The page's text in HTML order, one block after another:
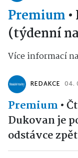
Premium •
(týdenní
Více informací
REDAKCE 04.
Premium •
Dukovan je
odstávce